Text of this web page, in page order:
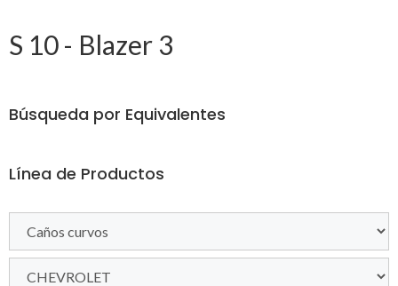
S 10 - Blazer 3
Búsqueda por Equivalentes
Línea de Productos